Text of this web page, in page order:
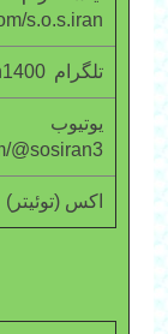
s.o.s.iran
تلگرام https://t.me/sosiran1400
یوتیوب
@sosiran3
اکس (توئیتر) https://x.com/sosiran